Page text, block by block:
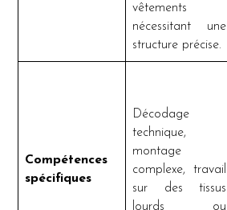
vêtements
nécessitant une
structure précise.
Compétences
spécifiques
Décodage
technique,
montage
complexe, travail
sur des tissus
lourds ou